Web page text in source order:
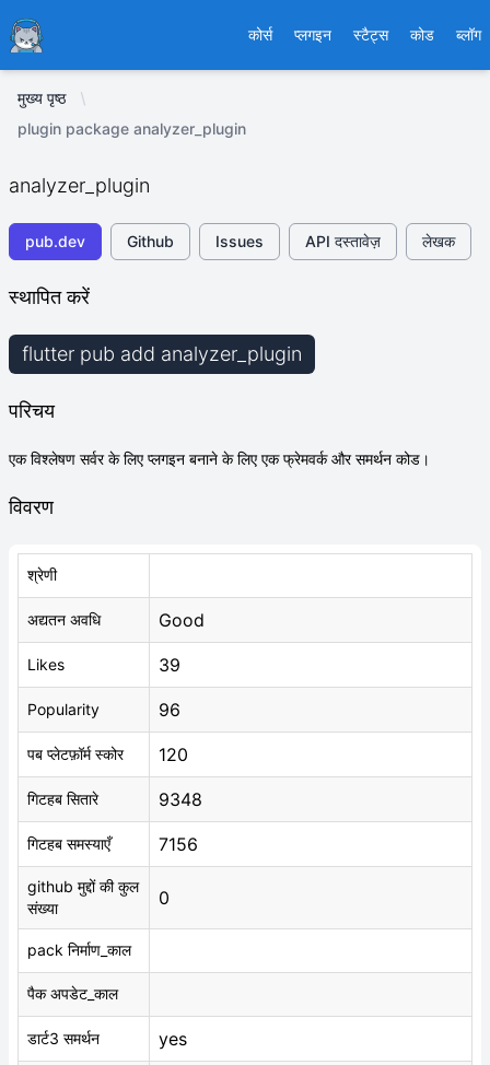
Ducafecat कोर्स प्लगइन स्टैट्स कोड ब्लॉग
मुख्य पृष्ठ
plugin package analyzer_plugin
analyzer_plugin
pub.dev Github Issues API दस्तावेज़ लेखक
स्थापित करें
flutter pub add analyzer_plugin
परिचय
एक विश्लेषण सर्वर के लिए प्लगइन बनाने के लिए एक फ्रेमवर्क और समर्थन कोड।
विवरण
श्रेणी
अद्यतन अवधि Good
Likes 39
Popularity 96
पब प्लेटफ़ॉर्म स्कोर 120
गिटहब सितारे 9348
गिटहब समस्याएँ 7156
github मुद्दों की कुल
संख्या
0
pack निर्माण_काल
पैक अपडेट_काल
डार्ट3 समर्थन yes